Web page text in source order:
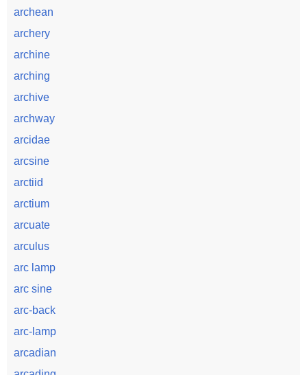
archean
archery
archine
arching
archive
archway
arcidae
arcsine
arctiid
arctium
arcuate
arculus
arc lamp
arc sine
arc-back
arc-lamp
arcadian